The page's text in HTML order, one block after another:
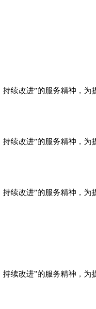
续改进”的服务精神，
续改进”的服务精神，
续改进”的服务精神，
续改进”的服务精神，